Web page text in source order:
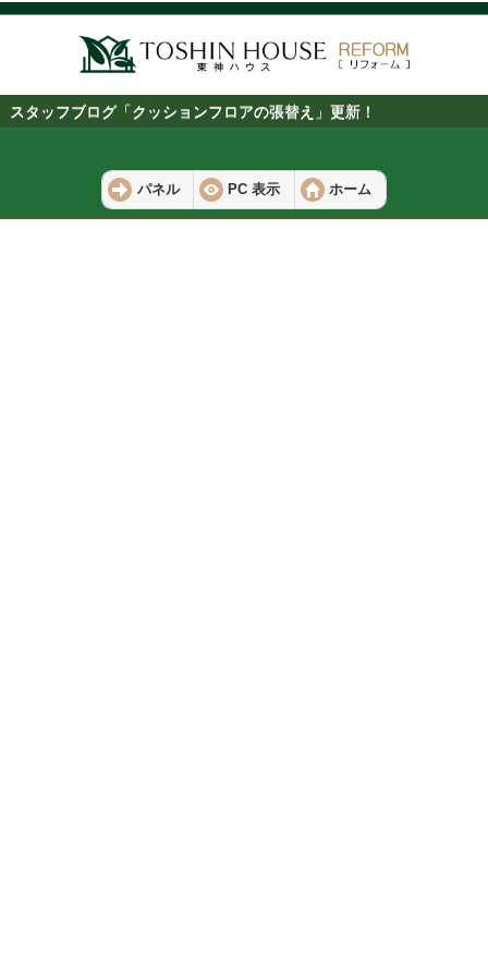
スタッフブログ「クッションフロアの張替え」更新！
パネル PC 表示 ホーム